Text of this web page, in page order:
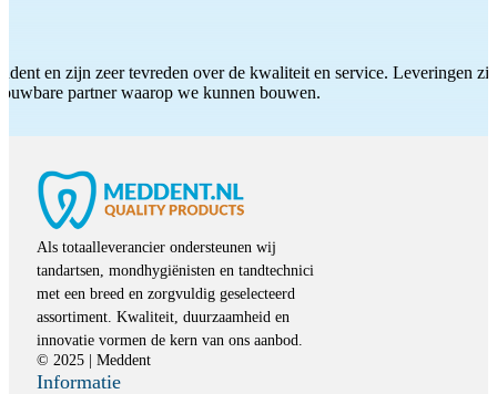
en zijn zeer tevreden over de kwaliteit en service. Leveringen
partner waarop we kunnen bouwen.
Als totaalleverancier ondersteunen wij
tandartsen, mondhygiënisten en tandtechnici
met een breed en zorgvuldig geselecteerd
assortiment. Kwaliteit, duurzaamheid en
innovatie vormen de kern van ons aanbod.
© 2025 | Meddent
Informatie